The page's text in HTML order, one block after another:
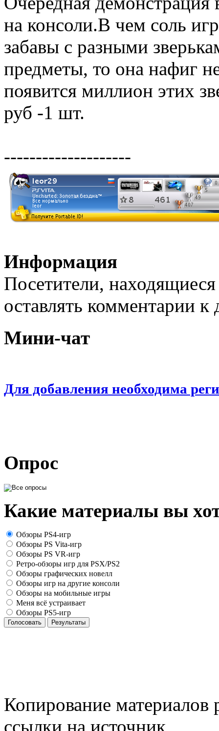
на консоли.В чем соль
забавы с разными
предметы, то она нафиг
появится миллион этих
руб -1 шт.
--------------------
Информация
Посетители,
оставлять комментарии
Мини-чат
Для добавления необходима
Опрос
Какие материалы вы
Обзоры PS4-игр
Обзоры PS Vita-игр
Обзоры PS VR-игр
Ретро-обзоры игр для PSX/PS2
Обзоры графических новелл
Обзоры игр на другие консоли
Обзоры на мобильные игры
Меня всё устраивает
Обзоры PS5-игр
Голосовать Результаты
Копирование материалов
ссылки на источник